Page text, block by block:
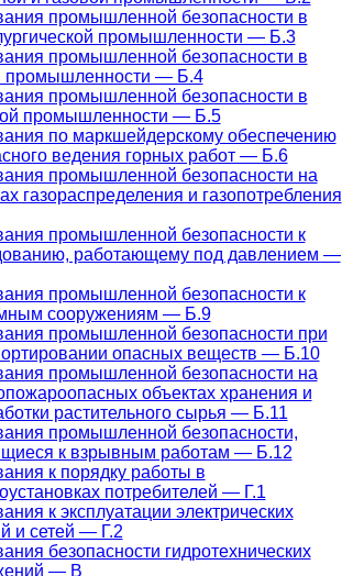
промышленной безопасности в
промышленности — Б.3
промышленной безопасности в
промышленности — Б.4
промышленной безопасности в
промышленности — Б.5
по маркшейдерскому обеспечению
ведения горных работ — Б.6
промышленной безопасности на
газораспределения и газопотребления
промышленной безопасности к
работающему под давлением —
промышленной безопасности к
сооружениям — Б.9
промышленной безопасности при
опасных веществ — Б.10
промышленной безопасности на
объектах хранения и
растительного сырья — Б.11
промышленной безопасности,
к взрывным работам — Б.12
к порядку работы в
потребителей — Г.1
к эксплуатации электрических
и сетей — Г.2
безопасности гидротехнических
— В